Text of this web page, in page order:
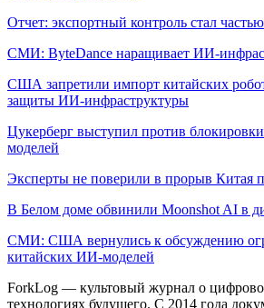
Отчет: экспортный контроль стал
СМИ: ByteDance наращивает ИИ-
США запретили импорт китайских
защиты ИИ-инфраструктуры
Цукерберг выступил против
моделей
Эксперты не поверили в прорыв Китая
В Белом доме обвинили Moonshot AI в
СМИ: США вернулись к обсуждению
китайских ИИ-моделей
ForkLog — культовый журнал о
технологиях будущего. С 2014 года